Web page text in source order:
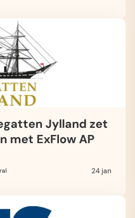
Jylland zet
met ExFlow AP
24 jan